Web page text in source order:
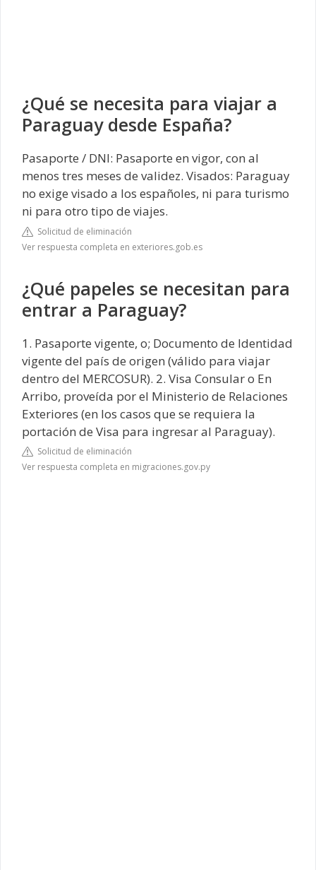
¿Qué se necesita para viajar a
Paraguay desde España?
Pasaporte / DNI: Pasaporte en vigor, con al
menos tres meses de validez. Visados: Paraguay
no exige visado a los españoles, ni para turismo
ni para otro tipo de viajes.
Solicitud de eliminación
Ver respuesta completa en exteriores.gob.es
¿Qué papeles se necesitan para
entrar a Paraguay?
1. Pasaporte vigente, o; Documento de Identidad
vigente del país de origen (válido para viajar
dentro del MERCOSUR). 2. Visa Consular o En
Arribo, proveída por el Ministerio de Relaciones
Exteriores (en los casos que se requiera la
portación de Visa para ingresar al Paraguay).
Solicitud de eliminación
Ver respuesta completa en migraciones.gov.py